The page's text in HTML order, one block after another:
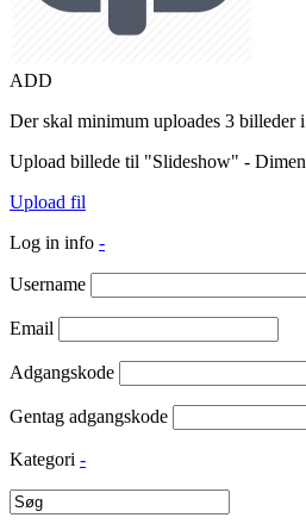
ADD
Der skal minimum uploades 3 billeder
Upload billede til "Slideshow" -
Upload fil
Log in info -
Username
Email
Adgangskode
Gentag adgangskode
Kategori -